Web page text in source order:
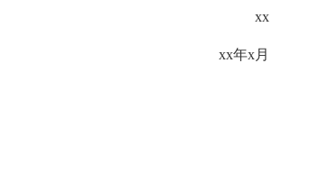
xx
xx年x月